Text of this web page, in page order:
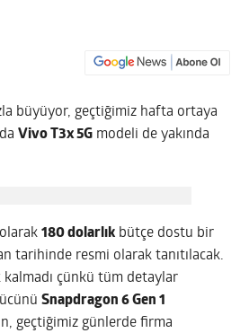
büyüyor, geçtiğimiz hafta ortaya
Vivo T3x 5G modeli de yakında
olarak180 dolarlık bütçe dostu bir
tarihinde resmi olarak tanıtılacak.
kalmadı çünkü tüm detaylar
Snapdragon 6 Gen 1
geçtiğimiz günlerde firma